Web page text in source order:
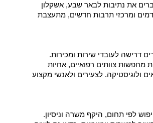
את נתיבות לבאר שבע, אשקלון
ומרכזי תרבות חדשים, מתעצבת
דרישה לעובדי שירות ומכירות.
מחפשות צוותים רפואיים, אחיות
ולוגיסטיקה. לצעירים ולאנשי מקצוע
לפי תחום, היקף משרה וניסיון.